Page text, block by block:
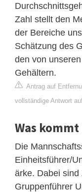
Zahl stellt den
der Bereiche
Schätzung des
den von
Gehältern.
Antrag auf
vollständige Antwort
Was
Die
Einheitsführer/
ärke. Dabei sind
Gruppenführer